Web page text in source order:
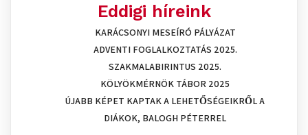
Eddigi híreink
KARÁCSONYI MESEÍRÓ PÁLYÁZAT
ADVENTI FOGLALKOZTATÁS 2025.
SZAKMALABIRINTUS 2025.
KÖLYÖKMÉRNÖK TÁBOR 2025
ÚJABB KÉPET KAPTAK A LEHETŐSÉGEIKRŐL A
DIÁKOK, BALOGH PÉTERREL